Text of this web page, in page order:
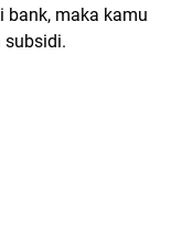
bank, maka kamu
subsidi.